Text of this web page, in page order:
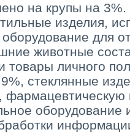
на крупы на 3%.
изделия,
для
животные
товары личного
стеклянные
оборудование